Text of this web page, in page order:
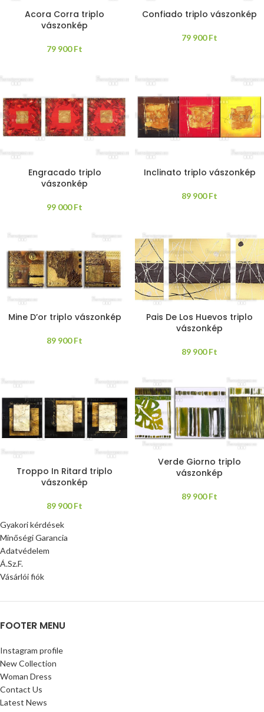
Acora Corra triplo
vászonkép
79 900Ft
Confiado triplo vászonkép
79 900Ft
Engracado triplo
vászonkép
99 000Ft
Inclinato triplo vászonkép
89 900Ft
Mine D’or triplo vászonkép
89 900Ft
Pais De Los Huevos triplo
vászonkép
89 900Ft
Troppo In Ritard triplo
vászonkép
89 900Ft
Verde Giorno triplo
vászonkép
89 900Ft
Gyakori kérdések
Minőségi Garancia
Adatvédelem
Á.Sz.F.
Vásárlói fiók
FOOTER MENU
Instagram profile
New Collection
Woman Dress
Contact Us
Latest News